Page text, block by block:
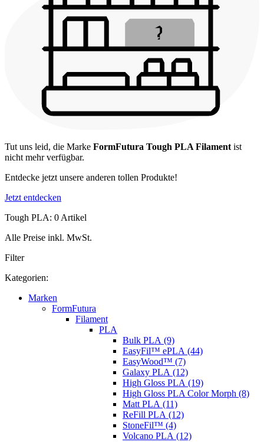
Tut uns leid, die Marke FormFutura Tough PLA Filament ist
nicht mehr verfügbar.
Entdecke jetzt unsere anderen tollen Produkte!
Jetzt entdecken
Tough PLA: 0 Artikel
Alle Preise inkl. MwSt.
Filter
Kategorien:
Marken
FormFutura
Filament
PLA
Bulk PLA (9)
EasyFil™ ePLA (44)
EasyWood™ (7)
Galaxy PLA (12)
High Gloss PLA (19)
High Gloss PLA Color Morph (8)
Matt PLA (11)
ReFill PLA (12)
StoneFil™ (4)
Volcano PLA (12)